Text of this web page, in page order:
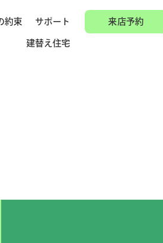
約束 サポート
建替え住宅
来店予約